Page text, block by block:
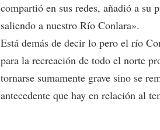
compartió en sus redes, añadió a su
saliendo a nuestro Río Conlara».
Está demás de decir lo pero el río
para la recreación de todo el norte
tornarse sumamente grave sino se
antecedente que hay en relación al